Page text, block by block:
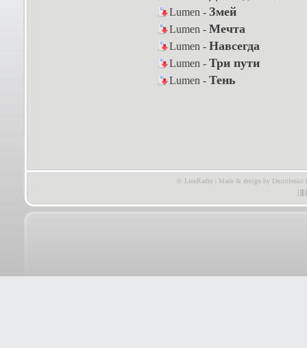
Lumen - Змей
Lumen - Мечта
Lumen - Навсегда
Lumen - Три пути
Lumen - Тень
© LineRadio | Made & design by Dmitrienko